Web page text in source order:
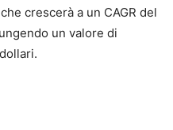
crescerà a un CAGR del
un valore di